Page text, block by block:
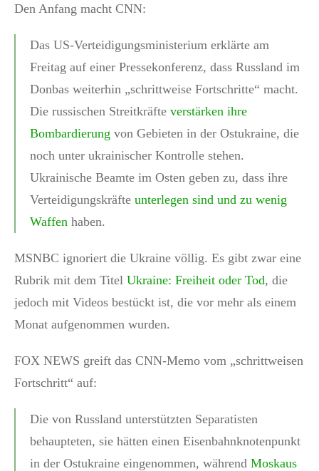
Den Anfang macht CNN:
Das US-Verteidigungsministerium erklärte am
Freitag auf einer Pressekonferenz, dass Russland im
Donbas weiterhin „schrittweise Fortschritte“ macht.
Die russischen Streitkräfte verstärken ihre
Bombardierung von Gebieten in der Ostukraine, die
noch unter ukrainischer Kontrolle stehen.
Ukrainische Beamte im Osten geben zu, dass ihre
Verteidigungskräfte unterlegen sind und zu wenig
Waffen haben.
MSNBC ignoriert die Ukraine völlig. Es gibt zwar eine
Rubrik mit dem Titel Ukraine: Freiheit oder Tod, die
jedoch mit Videos bestückt ist, die vor mehr als einem
Monat aufgenommen wurden.
FOX NEWS greift das CNN-Memo vom „schrittweisen
Fortschritt“ auf:
Die von Russland unterstützten Separatisten
behaupteten, sie hätten einen Eisenbahnknotenpunkt
in der Ostukraine eingenommen, während Moskaus